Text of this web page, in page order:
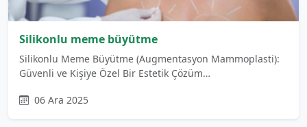
Silikonlu meme büyütme
Silikonlu Meme Büyütme (Augmentasyon Mammoplasti):
Güvenli ve Kişiye Özel Bir Estetik Çözüm…
06 Ara 2025